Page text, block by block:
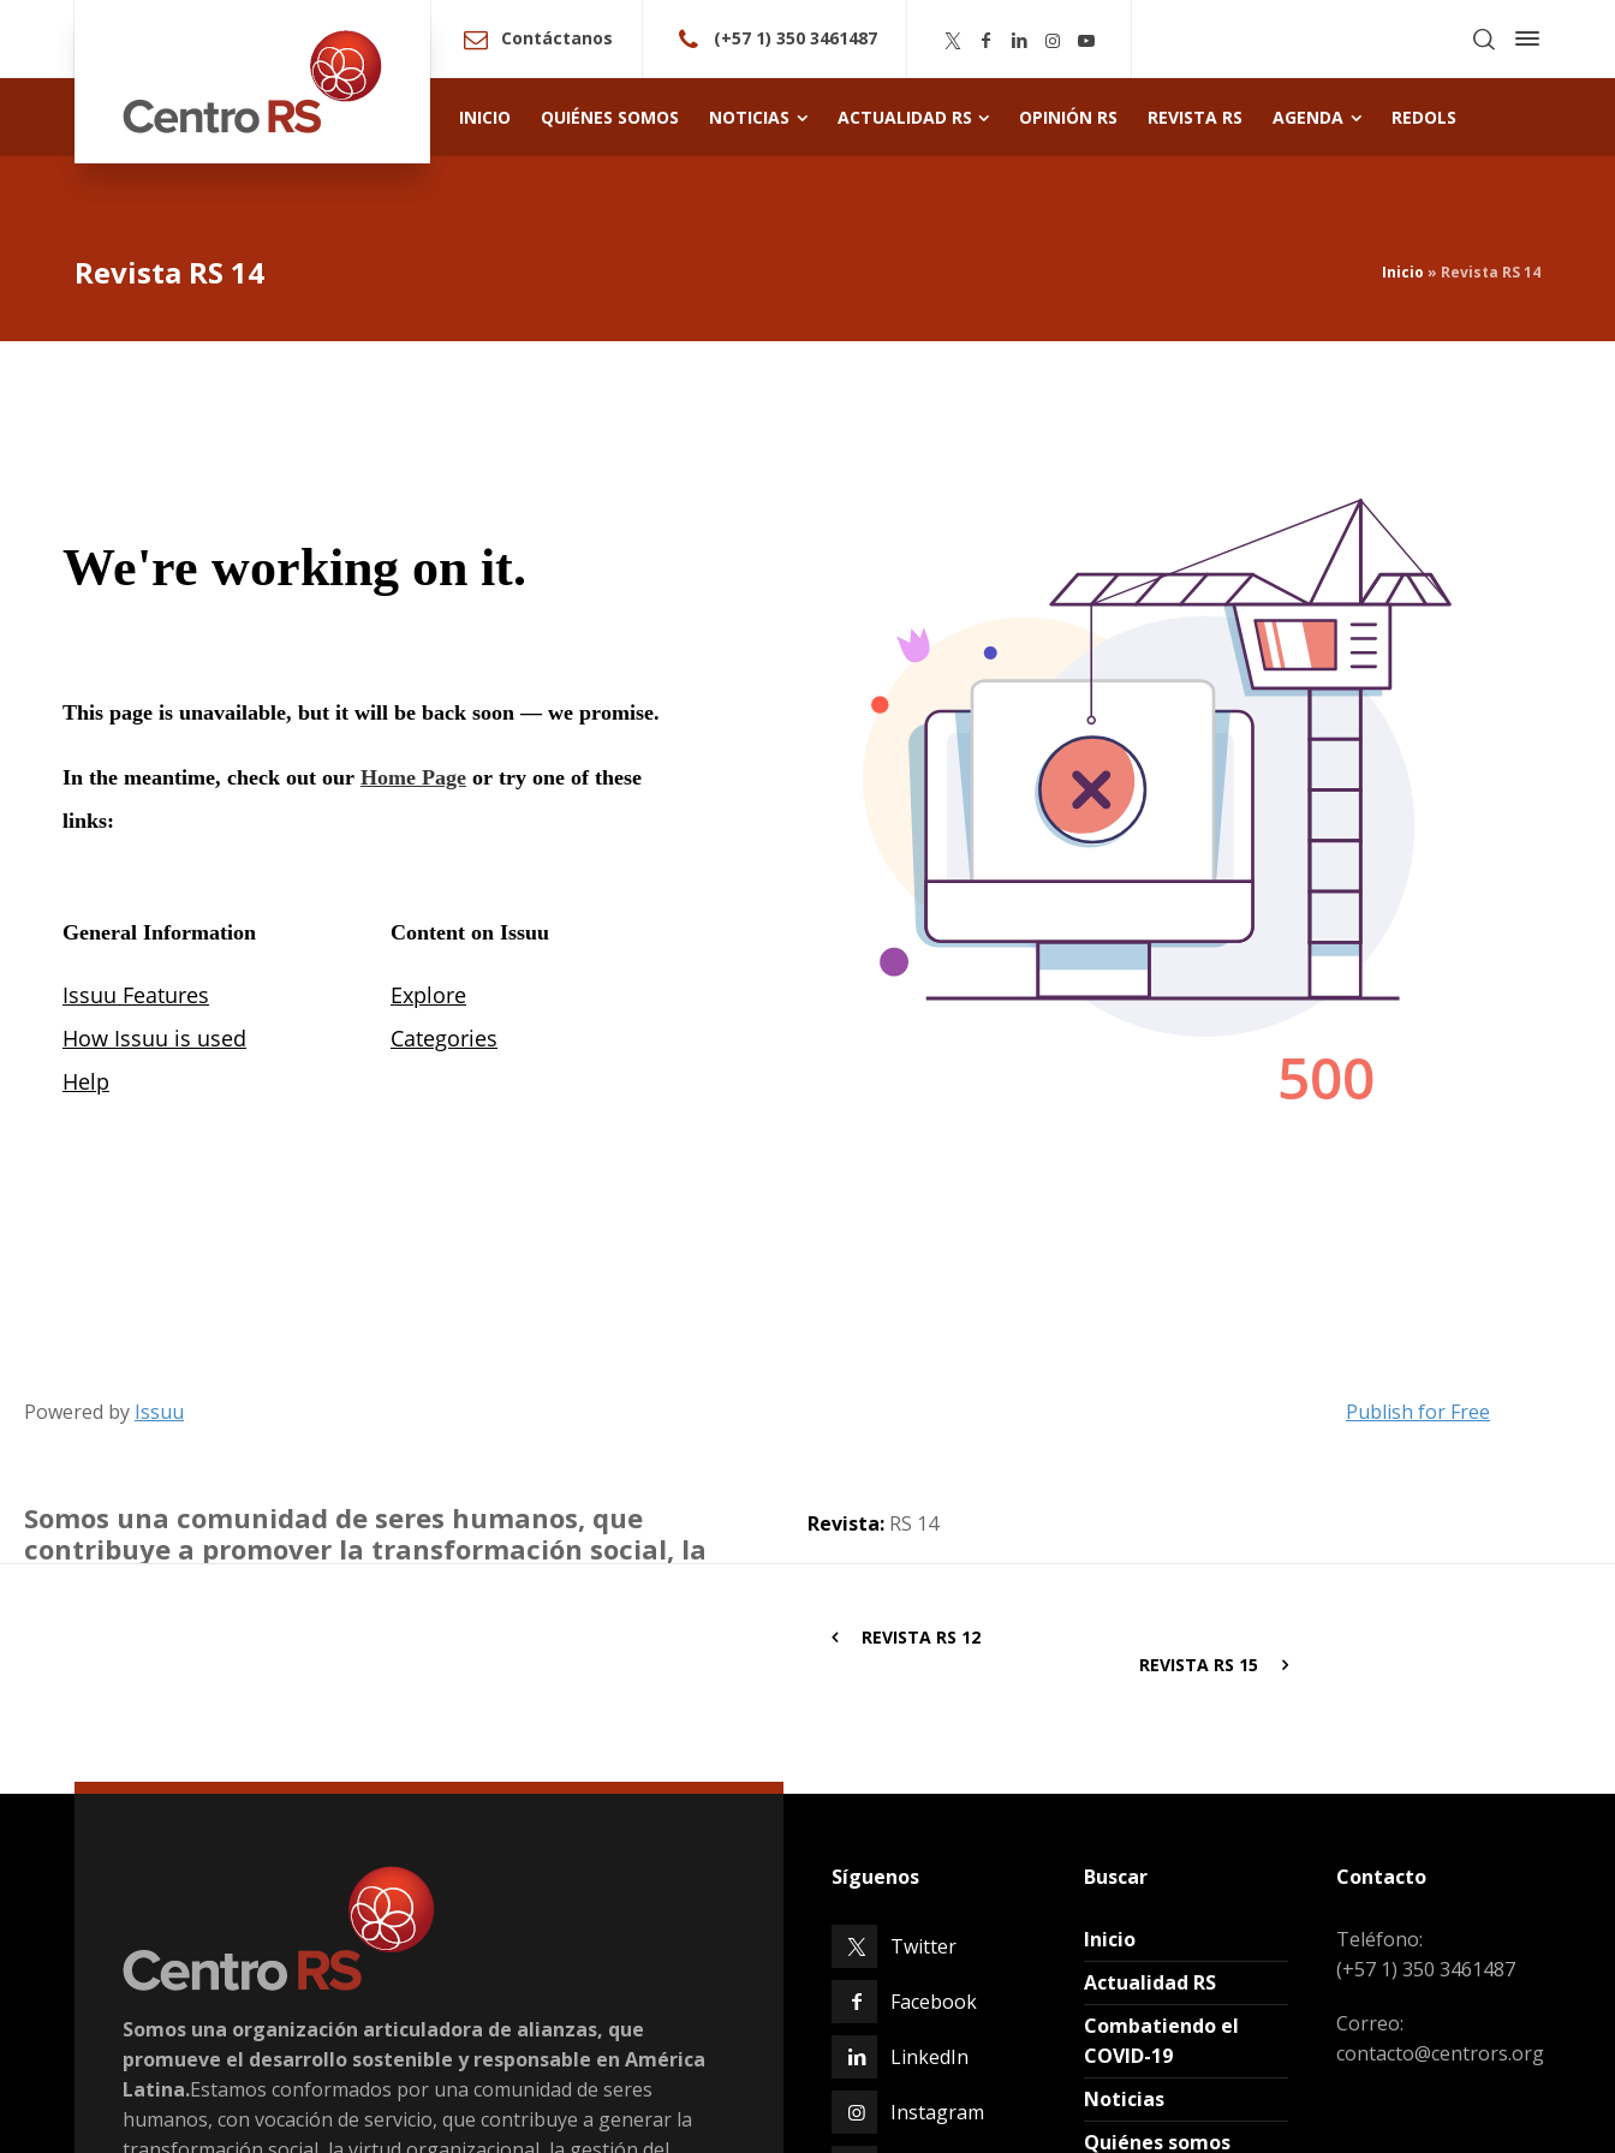
Contáctanos (+57 1) 350 3461487
INICIO QUIÉNES SOMOS NOTICIAS ACTUALIDAD RS OPINIÓN RS REVISTA RS AGENDA REDOLS
Revista RS 14 Inicio » Revista RS 14
Powered by Issuu Publish for Free
Somos una comunidad de seres humanos, que
contribuye a promover la transformación social, la
Revista: RS 14
REVISTA RS 12
REVISTA RS 15
Somos una organización articuladora de alianzas, que
promueve el desarrollo sostenible y responsable en América
Latina.Estamos conformados por una comunidad de seres
humanos, con vocación de servicio, que contribuye a generar la
Síguenos
Twitter
Facebook
LinkedIn
Instagram
Buscar
Inicio
Actualidad RS
Combatiendo el
COVID-19
Noticias
Quiénes somos
Contacto
Teléfono:
(+57 1) 350 3461487
Correo:
contacto@centrors.org